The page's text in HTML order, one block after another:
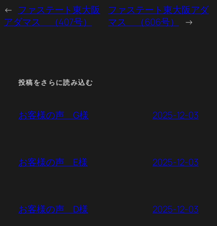
← ファステート東大阪
アダマス （407号）
ファステート東大阪アダ
マス （606号）
→
投稿をさらに読み込む
お客様の声 G様 2025-12-03
お客様の声 E様 2025-12-03
お客様の声 D様 2025-12-03